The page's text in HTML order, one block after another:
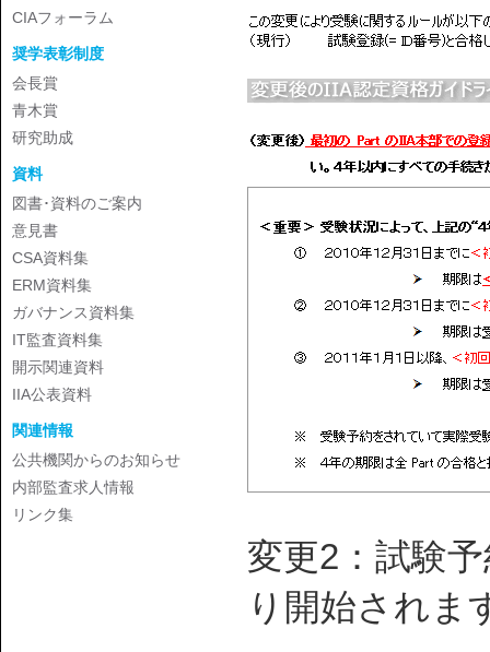
CIAフォーラム
奨学表彰制度
会長賞
青木賞
研究助成
資料
図書･資料のご案内
意見書
CSA資料集
ERM資料集
ガバナンス資料集
IT監査資料集
開示関連資料
IIA公表資料
関連情報
公共機関からのお知らせ
内部監査求人情報
リンク集
変更2：試験
り開始されま